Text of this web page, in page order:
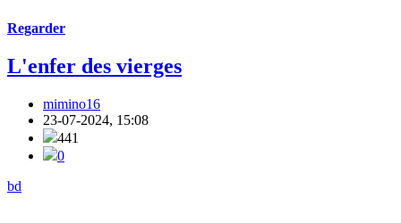
Regarder
L'enfer des vierges
mimino16
23-07-2024, 15:08
441
0
bd